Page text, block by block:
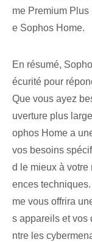
me Premium
e Sophos Home.
En résumé,
écurité pour
Que vous ayez
uverture plus
ophos Home a
vos besoins
d le mieux à votre
ences
me vous offrira
s appareils et vos
ntre les